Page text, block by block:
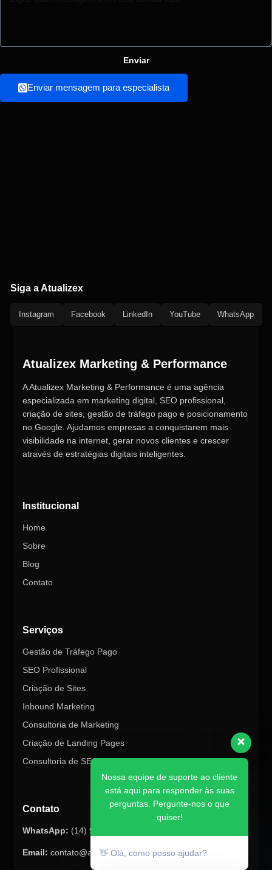
Enviar
Enviar mensagem para especialista
Siga a Atualizex
Instagram Facebook LinkedIn YouTube WhatsApp
Atualizex Marketing & Performance
A Atualizex Marketing & Performance é uma agência
especializada em marketing digital, SEO profissional,
criação de sites, gestão de tráfego pago e posicionamento
no Google. Ajudamos empresas a conquistarem mais
visibilidade na internet, gerar novos clientes e crescer
através de estratégias digitais inteligentes.
Institucional
Home
Sobre
Blog
Contato
Serviços
Gestão de Tráfego Pago
SEO Profissional
Criação de Sites
Inbound Marketing
Consultoria de Marketing
Criação de Landing Pages
Consultoria de SEO
Contato
WhatsApp: (14) 98145-8847
Email: contato@atualizex.com.br
Nossa equipe de suporte ao cliente
está aqui para responder às suas
perguntas. Pergunte-nos o que
quiser!
👋 Olá, como posso ajudar?